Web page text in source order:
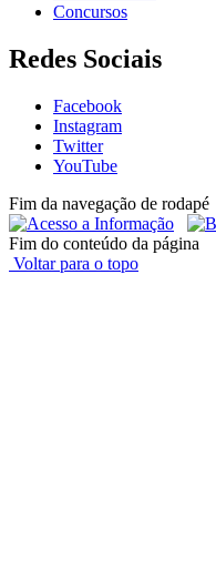
Concursos
Redes Sociais
Facebook
Instagram
Twitter
YouTube
Fim da navegação de rodapé
Fim do conteúdo da página
Voltar para o topo